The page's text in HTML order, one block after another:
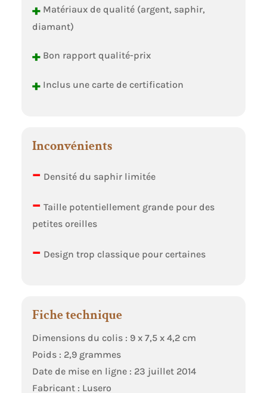
+Matériaux de qualité (argent, saphir,
diamant)
+Bon rapport qualité-prix
+Inclus une carte de certification
Inconvénients
– Densité du saphir limitée
– Taille potentiellement grande pour des
petites oreilles
– Design trop classique pour certaines
Fiche technique
Dimensions du colis : 9 x 7,5 x 4,2 cm
Poids : 2,9 grammes
Date de mise en ligne : 23 juillet 2014
Fabricant : Lusero